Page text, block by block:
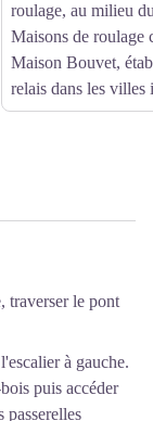
roulage, au milieu
Maisons de roulage
Maison Bouvet,
relais dans les villes
traverser le pont
à gauche.
puis accéder
passerelles